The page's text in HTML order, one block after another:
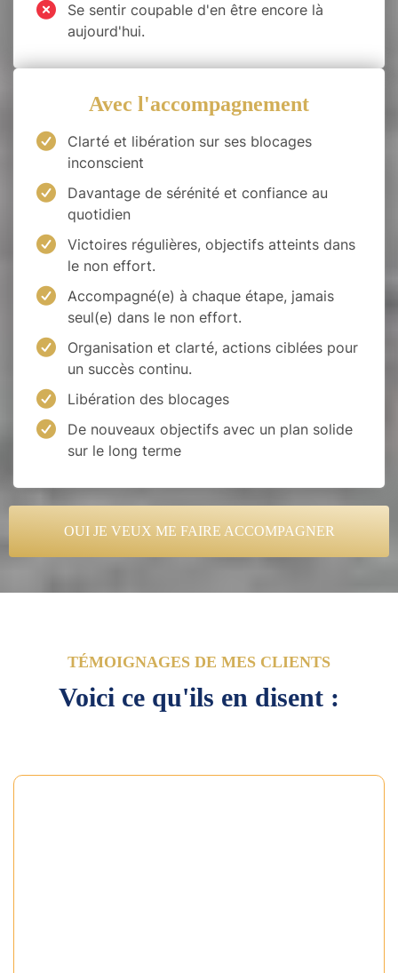
Se sentir coupable d'en être encore là
aujourd'hui.
Avec l'accompagnement
Clarté et libération sur ses blocages
inconscient
Davantage de sérénité et confiance au
quotidien
Victoires régulières, objectifs atteints dans
le non effort.
Accompagné(e) à chaque étape, jamais
seul(e) dans le non effort.
Organisation et clarté, actions ciblées pour
un succès continu.
Libération des blocages
De nouveaux objectifs avec un plan solide
sur le long terme
OUI JE VEUX ME FAIRE ACCOMPAGNER
TÉMOIGNAGES DE MES CLIENTS
Voici ce qu'ils en disent :